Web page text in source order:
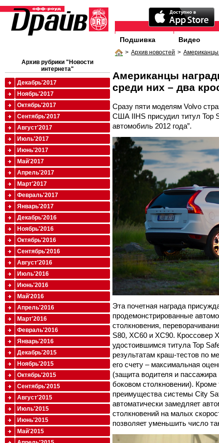
Подшивка Видео
> Архив новостей > Американцы
Американцы
среди них – два
Сразу пяти моделям Volvo
США IIHS присудил титул Top
автомобиль 2012 года”.
Эта почетная награда
продемонстрированные
столкновения,
S80, XC60 и XC90. Кроссовер
удостоившимся титула Top
результатам краш-тестов по
его счету – максимальная
(защита водителя и
боковом столкновении).
преимущества системы City
автоматически замедляет
столкновений на малых
позволяет уменьшить число
Архив рубрики "Новости
интернета"
Декабрь'2017
Ноябрь'2017
Октябрь'2017
Сентябрь'2017
Август'2017
Июль'2017
Июнь'2017
Май'2017
Апрель'2017
Март'2017
Февраль'2017
Январь'2017
Декабрь'2016
Ноябрь'2016
Октябрь'2016
Сентябрь'2016
Август'2016
Июль'2016
Июнь'2016
Май'2016
Апрель'2016
Март'2016
Февраль'2016
Январь'2016
Декабрь'2015
Ноябрь'2015
Октябрь'2015
Сентябрь'2015
Август'2015
Июль'2015
Июнь'2015
Май'2015